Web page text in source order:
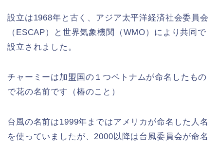
設立は1968年と古く、アジア太平洋経済社会委員会
（ESCAP）と世界気象機関（WMO）により共同で
設立されました。
チャーミーは加盟国の１つベトナムが命名したもの
で花の名前です（椿のこと）
台風の名前は1999年まではアメリカが命名した人名
を使っていましたが、2000以降は台風委員会が命名